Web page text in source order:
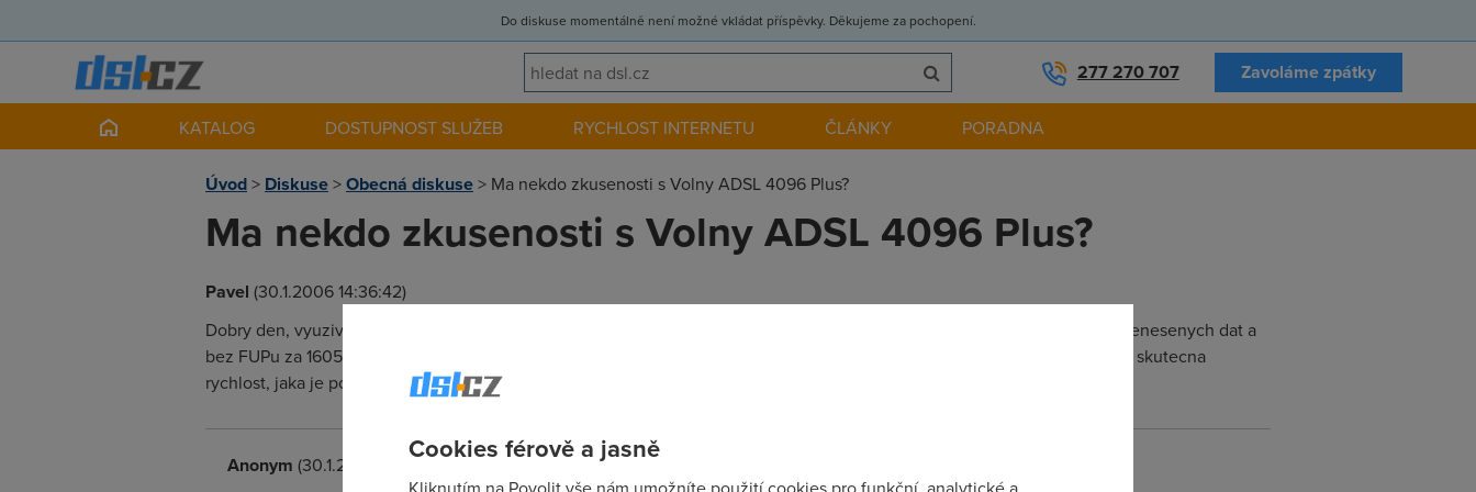
Do diskuse momentálně není možné vkládat příspěvky. Děkujeme za pochopení.
277 270 707 Zavoláme zpátky
KATALOG DOSTUPNOST SLUŽEB RYCHLOST INTERNETU ČLÁNKY PORADNA
Úvod> Diskuse>Obecná diskuse> Ma nekdo zkusenosti s Volny ADSL 4096 Plus?
Ma nekdo zkusenosti s Volny ADSL 4096 Plus?
Pavel (30.1.2006 14:36:42)
Dobry den, vyuziva nekdo z vas sluzbu Volny ADSL 4096 Plus? Zaujaly me parametry sluzby 4096/384 kbps bez limitu prenesenych dat a
bez FUPu za 1605 Kc mesicne vcetne DPH bez upisu na rok nebo dva. Rad bych slysel prime zkusenosti uzivatelu, jaka je skutecna
rychlost, jaka je poruchovost, ztratovost paketu, ping apod. Predem dekuji za pripadne odpovedi. Pavel
Anonym (30.1.2006 17:27:16)Cookies férově a jasně